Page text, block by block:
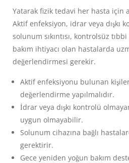
Yatarak fizik tedavi her hasta için
Aktif enfeksiyon, idrar veya dışkı
solunum sıkıntısı, kontrolsüz
bakım ihtiyacı olan hastalarda
değerlendirmesi gerekir.
Aktif enfeksiyonu bulunan
değerlendirme yapılmalıdır.
İdrar veya dışkı kontrolü
uygun olmayabilir.
Solunum cihazına bağlı
gerektirir.
Gece yeniden yoğun bakım